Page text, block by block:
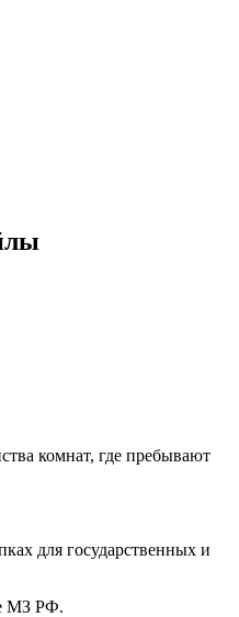
комнат, где пребывают
для государственных и
МЗ РФ.